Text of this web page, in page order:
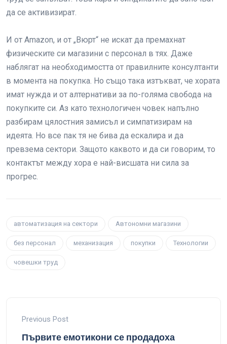
да се активизират.
И от Amazon, и от „Вюрт“ не искат да премахнат
физическите си магазини с персонал в тях. Даже
наблягат на необходимостта от правилните консултанти
в момента на покупка. Но също така изтъкват, че хората
имат нужда и от алтернативи за по-голяма свобода на
покупките си. Аз като технологичен човек напълно
разбирам цялостния замисъл и симпатизирам на
идеята. Но все пак тя не бива да ескалира и да
превзема сектори. Защото каквото и да си говорим, то
контактът между хора е най-висшата ни сила за
прогрес.
автоматизация на сектори Автономни магазини
без персонал механизация покупки Технологии
човешки труд
Previous Post
Първите емотикони се продадоха